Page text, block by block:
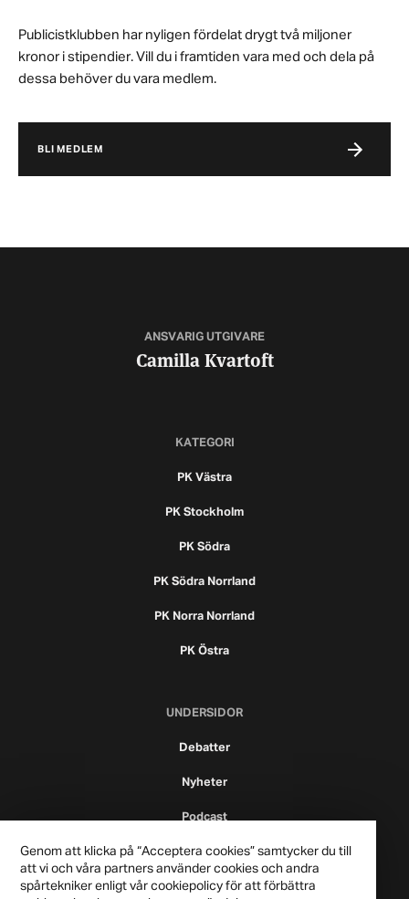
Publicistklubben har nyligen fördelat drygt två miljoner
kronor i stipendier. Vill du i framtiden vara med och dela på
dessa behöver du vara medlem.
BLI MEDLEM
ANSVARIG UTGIVARE
Camilla Kvartoft
KATEGORI
PK Västra
PK Stockholm
PK Södra
PK Södra Norrland
PK Norra Norrland
PK Östra
UNDERSIDOR
Debatter
Nyheter
Podcast
Genom att klicka på “Acceptera cookies” samtycker du till
att vi och våra partners använder cookies och andra
spårtekniker enligt vår cookiepolicy för att förbättra